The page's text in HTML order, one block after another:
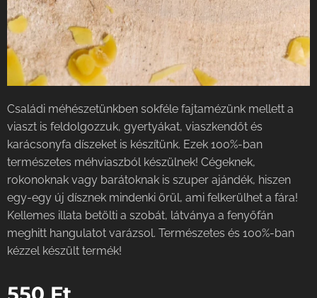
Családi méhészetünkben sokféle fajtamézünk mellett a
viaszt is feldolgozzuk, gyertyákat, viaszkendőt és
karácsonyfa díszeket is készítünk. Ezek 100%-ban
természetes méhviaszból készülnek! Cégeknek,
rokonoknak vagy barátoknak is szuper ajándék, hiszen
egy-egy új dísznek mindenki örül, ami felkerülhet a fára!
Kellemes illata betölti a szobát, látványa a fenyőfán
meghitt hangulatot varázsol. Természetes és 100%-ban
kézzel készült termék!